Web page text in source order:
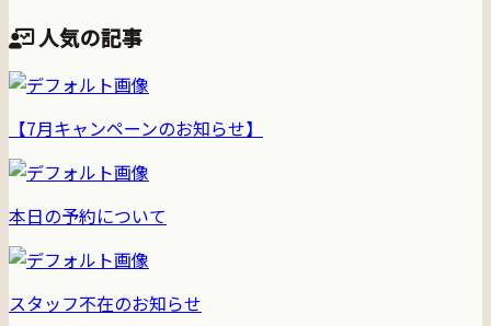
人気の記事
【7月キャンペーンのお知らせ】
本日の予約について
スタッフ不在のお知らせ